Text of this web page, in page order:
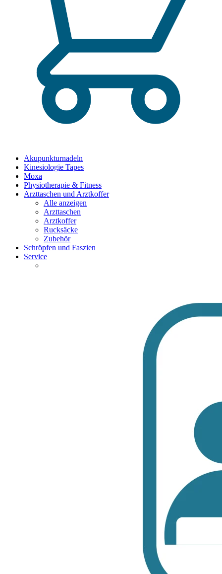
Akupunkturnadeln
Kinesiologie Tapes
Moxa
Physiotherapie & Fitness
Arzttaschen und Arztkoffer
Alle anzeigen
Arzttaschen
Arztkoffer
Rucksäcke
Zubehör
Schröpfen und Faszien
Service